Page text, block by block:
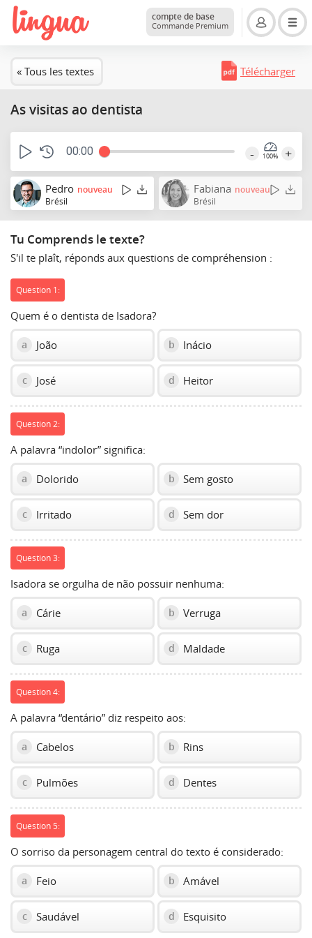
compte de base
Commande Premium
« Tous les textes Télécharger
As visitas ao dentista
00:00 - 100% +
Pedro nouveau
Brésil
Fabiana nouveau
Brésil
Tu Comprends le texte?
S'il te plaît, réponds aux questions de compréhension :
Question 1:
Quem é o dentista de Isadora?
a João b Inácio
c José d Heitor
Question 2:
A palavra “indolor” significa:
a Dolorido b Sem gosto
c Irritado d Sem dor
Question 3:
Isadora se orgulha de não possuir nenhuma:
a Cárie b Verruga
c Ruga d Maldade
Question 4:
A palavra “dentário” diz respeito aos:
a Cabelos b Rins
c Pulmões d Dentes
Question 5:
O sorriso da personagem central do texto é considerado:
a Feio b Amável
c Saudável d Esquisito